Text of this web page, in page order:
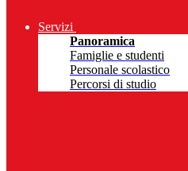
Servizi
Panoramica
Famiglie e studenti
Personale scolastico
Percorsi di studio